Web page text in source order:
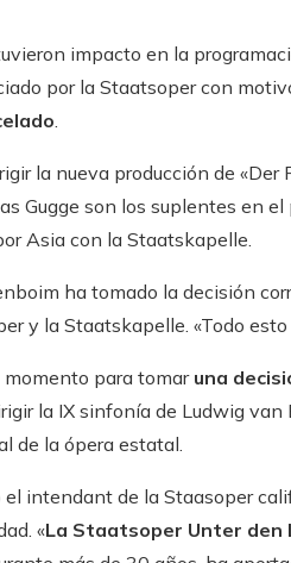
impacto en la
por la Staatsoper con
.
la nueva producción de «Der
Gugge son los suplentes en
Asia con la Staatskapelle.
ha tomado la decisión
y la Staatskapelle. «Todo
para tomar una
la IX sinfonía de Ludwig
de la ópera estatal.
intendant de la Staasoper
«La Staatsoper Unter den